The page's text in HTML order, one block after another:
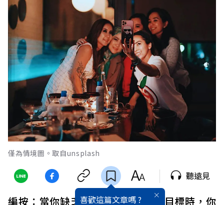
僅為情境圖。取自unsplash
喜歡這篇文章嗎 ?
聽遠見
編按：當你缺乏明確的發展方向和目標時，你